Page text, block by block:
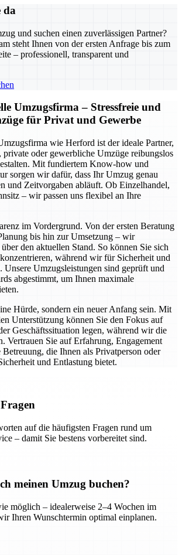
da
und suchen einen zuverlässigen Partner?
steht Ihnen von der ersten Anfrage bis zum
– professionell, transparent und
Umzugsfirma – Stressfreie und
für Privat und Gewerbe
wie Herford ist der ideale Partner,
private oder gewerbliche Umzüge reibungslos
Mit fundiertem Know-how und
sorgen wir dafür, dass Ihr Umzug genau
und Zeitvorgaben abläuft. Ob Einzelhandel,
– wir passen uns flexibel an Ihre
im Vordergrund. Von der ersten Beratung
bis hin zur Umsetzung – wir
den aktuellen Stand. So können Sie sich
während wir für Sicherheit und
Unsere Umzugsleistungen sind geprüft und
abgestimmt, um Ihnen maximale
Hürde, sondern ein neuer Anfang sein. Mit
Unterstützung können Sie den Fokus auf
Geschäftssituation legen, während wir die
Vertrauen Sie auf Erfahrung, Engagement
die Ihnen als Privatperson oder
und Entlastung bietet.
auf die häufigsten Fragen rund um
– damit Sie bestens vorbereitet sind.
meinen Umzug buchen?
möglich – idealerweise 2–4 Wochen im
Ihren Wunschtermin optimal einplanen.